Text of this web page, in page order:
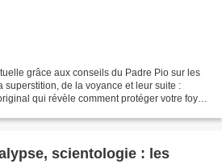
grâce aux conseils du Padre Pio sur les
superstition, de la voyance et leur suite :
qui révèle comment protéger votre foyer
scientologie : les